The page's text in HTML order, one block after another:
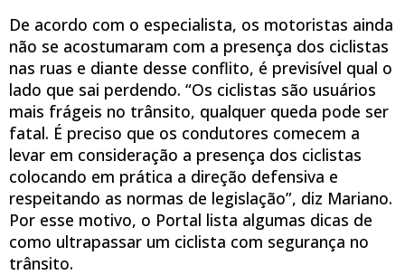
De acordo com o especialista, os motoristas ainda
não se acostumaram com a presença dos ciclistas
nas ruas e diante desse conflito, é previsível qual o
lado que sai perdendo. “Os ciclistas são usuários
mais frágeis no trânsito, qualquer queda pode ser
fatal. É preciso que os condutores comecem a
levar em consideração a presença dos ciclistas
colocando em prática a direção defensiva e
respeitando as normas de legislação”, diz Mariano.
Por esse motivo, o Portal lista algumas dicas de
como ultrapassar um ciclista com segurança no
trânsito.